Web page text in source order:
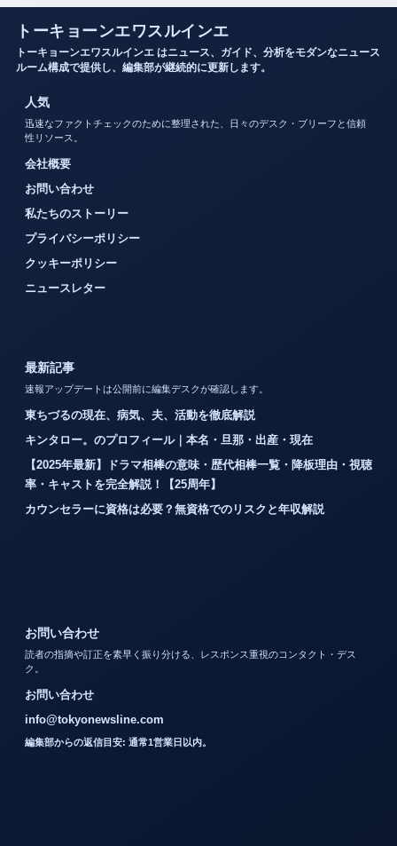
トーキョーンエワスルインエ
トーキョーンエワスルインエ はニュース、ガイド、分析をモダンなニュース
ルーム構成で提供し、編集部が継続的に更新します。
人気
迅速なファクトチェックのために整理された、日々のデスク・ブリーフと信頼
性リソース。
会社概要
お問い合わせ
私たちのストーリー
プライバシーポリシー
クッキーポリシー
ニュースレター
最新記事
速報アップデートは公開前に編集デスクが確認します。
東ちづるの現在、病気、夫、活動を徹底解説
キンタロー。のプロフィール｜本名・旦那・出産・現在
【2025年最新】ドラマ相棒の意味・歴代相棒一覧・降板理由・視聴
率・キャストを完全解説！【25周年】
カウンセラーに資格は必要？無資格でのリスクと年収解説
お問い合わせ
読者の指摘や訂正を素早く振り分ける、レスポンス重視のコンタクト・デス
ク。
お問い合わせ
info@tokyonewsline.com
編集部からの返信目安: 通常1営業日以内。